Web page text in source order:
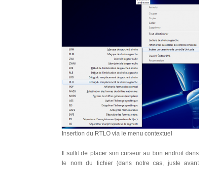
Insertion du RTLO via le menu contextuel
Il suffit de placer son curseur au bon endroit dans
le nom du fichier (dans notre cas, juste avant